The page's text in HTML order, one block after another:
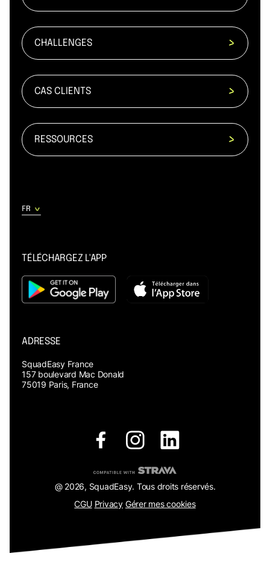
CHALLENGES
CAS CLIENTS
RESSOURCES
TÉLÉCHARGEZ L'APP
ADRESSE
SquadEasy France
157 boulevard Mac Donald
75019 Paris, France
@ 2026, SquadEasy. Tous droits réservés.
CGU Privacy Gérer mes cookies